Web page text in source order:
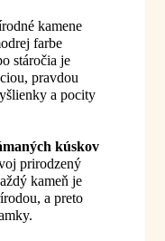
kamene
farbe
stáročia je
pravdou
a pocity
kúskov
prirodzený
kameň je
a preto